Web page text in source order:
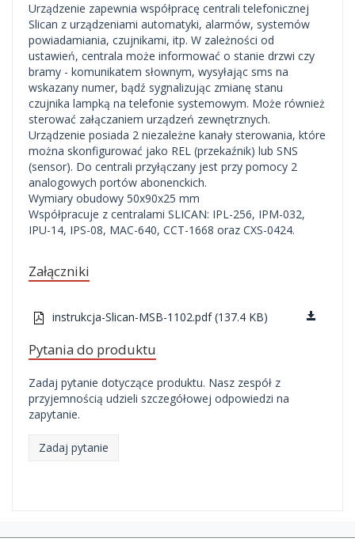
Urządzenie zapewnia współpracę centrali telefonicznej
Slican z urządzeniami automatyki, alarmów, systemów
powiadamiania, czujnikami, itp. W zależności od
ustawień, centrala może informować o stanie drzwi czy
bramy - komunikatem słownym, wysyłając sms na
wskazany numer, bądź sygnalizując zmianę stanu
czujnika lampką na telefonie systemowym. Może również
sterować załączaniem urządzeń zewnętrznych.
Urządzenie posiada 2 niezależne kanały sterowania, które
można skonfigurować jako REL (przekaźnik) lub SNS
(sensor). Do centrali przyłączany jest przy pomocy 2
analogowych portów abonenckich.
Wymiary obudowy 50x90x25 mm
Współpracuje z centralami SLICAN: IPL-256, IPM-032,
IPU-14, IPS-08, MAC-640, CCT-1668 oraz CXS-0424.
Załączniki
instrukcja-Slican-MSB-1102.pdf (137.4 KB)
Pytania do produktu
Zadaj pytanie dotyczące produktu. Nasz zespół z
przyjemnością udzieli szczegółowej odpowiedzi na
zapytanie.
Zadaj pytanie